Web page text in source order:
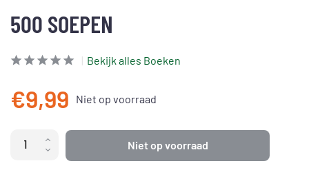
500 SOEPEN
Bekijk alles Boeken
€9,99 Niet op voorraad
Niet op voorraad